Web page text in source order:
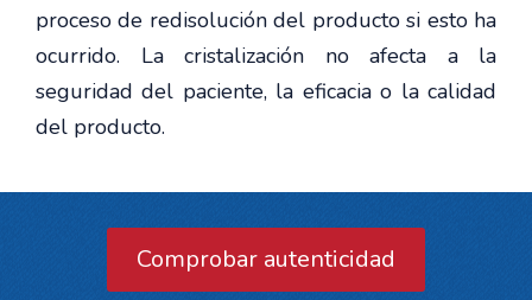
proceso de redisolución del producto si esto ha
ocurrido. La cristalización no afecta a la
seguridad del paciente, la eficacia o la calidad
del producto.
Comprobar autenticidad